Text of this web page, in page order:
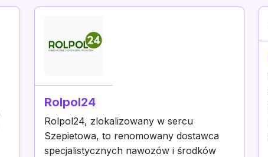
Rolpol24
Rolpol24, zlokalizowany w sercu
Szepietowa, to renomowany dostawca
specjalistycznych nawozów i środków